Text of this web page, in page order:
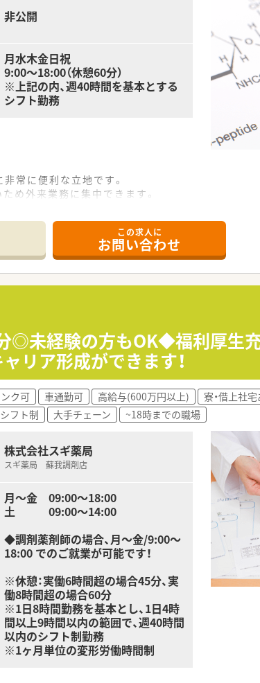
非公開
月水木金日祝
9:00～18:00（休憩60分）
※上記の内、週40時間を基本とする
シフト勤務
常に便利な立地です。
め外来業務に集中できます。
は平均520万円がモデルです。
を得ることも可能です。
万円以上の支給実績もあります。
、継続的なスキルアップを支援します。
ることで出勤扱いとなる制度があります。
住民との交流を大切にしています。
前向きに業務に取り組む方が活躍中です。
りがいを持って働く方が多くいます。
ッフへとステップアップしています。
この求人に
お問い合わせ
◎未経験の方もOK◆福利厚生
リア形成ができます！
ク可 車通勤可 高給与(600万円以上) 寮・借上社宅
シフト制 大手チェーン ~18時までの職場
株式会社スギ薬局
スギ薬局 蘇我調剤店
月～金 09:00～18:00
土 09:00～14:00
◆調剤薬剤師の場合、月～金/9:00～
18:00 でのご就業が可能です！
※休憩：実働6時間超の場合45分、実
働8時間超の場合60分
※1日8時間勤務を基本とし、1日4時
間以上9時間以内の範囲で、週40時間
以内のシフト制勤務
※1ヶ月単位の変形労働時間制